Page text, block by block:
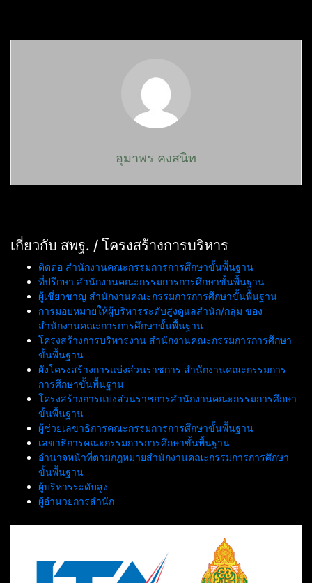
อุมาพร คงสนิท
เกี่ยวกับ สพฐ. / โครงสร้างการบริหาร
ติดต่อ สำนักงานคณะกรรมการการศึกษาขั้นพื้นฐาน
ที่ปรึกษา สำนักงานคณะกรรมการการศึกษาขั้นพื้นฐาน
ผู้เชี่ยวชาญ สำนักงานคณะกรรมการการศึกษาขั้นพื้นฐาน
การมอบหมายให้ผู้บริหารระดับสูงดูแลสำนัก/กลุ่ม ของ
สำนักงานคณะการการศึกษาขั้นพื้นฐาน
โครงสร้างการบริหารงาน สำนักงานคณะกรรมการการศึกษา
ขั้นพื้นฐาน
ผังโครงสร้างการแบ่งส่วนราชการ สำนักงานคณะกรรมการ
การศึกษาขั้นพื้นฐาน
โครงสร้างการแบ่งส่วนราชการสำนักงานคณะกรรมการศึกษา
ขั้นพื้นฐาน
ผู้ช่วยเลขาธิการคณะกรรมการการศึกษาขั้นพื้นฐาน
เลขาธิการคณะกรรมการการศึกษาขั้นพื้นฐาน
อำนาจหน้าที่ตามกฎหมายสำนักงานคณะกรรมการการศึกษา
ขั้นพื้นฐาน
ผู้บริหารระดับสูง
ผู้อำนวยการสำนัก